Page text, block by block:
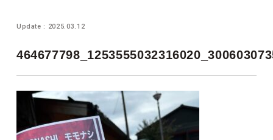
Update : 2025.03.12